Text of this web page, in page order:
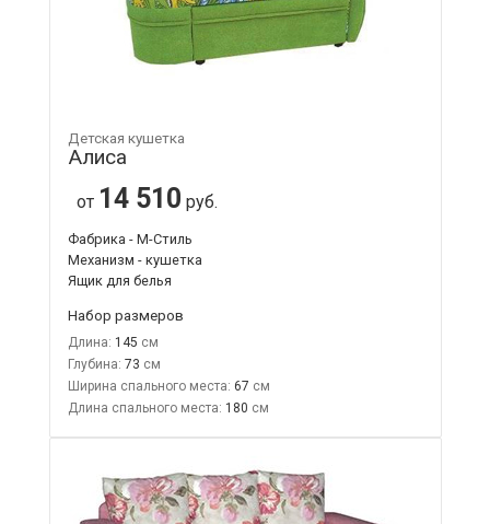
Детская кушетка
Алиса
от 14 510 руб.
Фабрика - М-Стиль
Механизм - кушетка
Ящик для белья
Набор размеров
Длина: 145
Глубина: 73
Ширина спального места: 67
Длина спального места: 180